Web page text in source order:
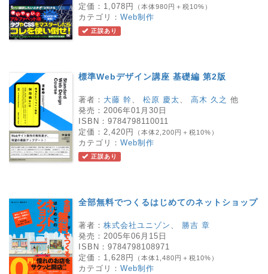
定価： 1,078円 （本体980円＋税10%）
カテゴリ： Web制作
正誤あり
標準Webデザイン講座 基礎編 第2版
著者： 大藤 幹 、 松原 慶太、 高木 久之 他
発売： 2006年01月30日
ISBN： 9784798110011
定価： 2,420円 （本体2,200円＋税10%）
カテゴリ： Web制作
正誤あり
全部無料でつくるはじめてのネットショップ
著者： 株式会社ユニゾン 、 勝吉 章
発売： 2005年06月15日
ISBN： 9784798108971
定価： 1,628円 （本体1,480円＋税10%）
カテゴリ： Web制作